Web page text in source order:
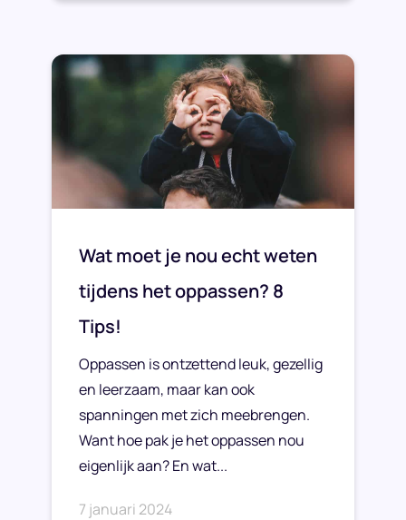
Wat moet je nou echt weten
tijdens het oppassen? 8
Tips!
Oppassen is ontzettend leuk, gezellig
en leerzaam, maar kan ook
spanningen met zich meebrengen.
Want hoe pak je het oppassen nou
eigenlijk aan? En wat...
7 januari 2024